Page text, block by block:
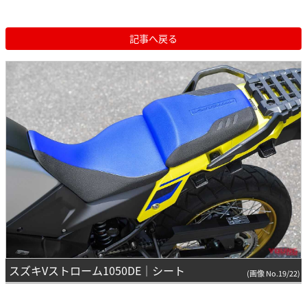
記事へ戻る
スズキVストローム1050DE｜シート (画像 No.19/22)